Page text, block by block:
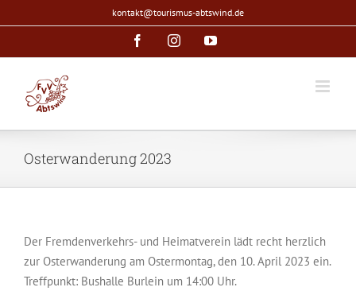
Inhalt
kontakt@tourismus-abtswind.de
FacebookInstagramYouTube
Osterwanderung 2023
Der Fremdenverkehrs- und Heimatverein lädt recht herzlich
zur Osterwanderung am Ostermontag, den 10. April 2023 ein.
Treffpunkt: Bushalle Burlein um 14:00 Uhr.